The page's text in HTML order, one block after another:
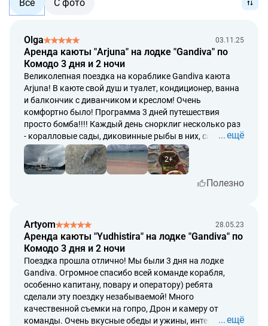
Все С фото
Olga 03.11.25
Аренда каюты "Arjuna" на лодке "Gandiva" по
Комодо 3 дня и 2 ночи
Великолепная поездка на кораблике Gandiva каюта
Arjuna! В каюте свой душ и туалет, кондиционер, ванна
и балкончик с диванчиком и креслом! Очень
комфортно было! Программа 3 дней путешествия
просто бомба!!!! Каждый день снорклиг несколько раз
- коралловые сады, диковинные рыбы в них, самых
разнообразных ярких экзотических цветов и форм,
черепахи и кульминация всего этого - плавание с
гигантскими мантами!!! Какие они прекрасные -
парящие, завораживающе плавно скользящие!!!! Ну и,
из островов, сказочный зефирно-розовый пляж и
бирюзово-прозрачная вода!!! Наш гид Оби
великолепно нам все организовал, везде сопровождал,
помогал! Отдельное восхищение повару - 5 раз в день
кормить нас неповторяющимися вкуснейшими
блюдами с ресторанной подачей - это надо быть
профессионалом и художником своего дела! Отличная
команда!!! Огромная благодарность!😍😍😍
ещё
2+
Полезно
Artyom 28.05.23
Аренда каюты "Yudhistira" на лодке "Gandiva" по
Комодо 3 дня и 2 ночи
Поездка прошла отлично! Мы были 3 дня на лодке
Gandiva. Огромное спасибо всей команде корабля,
особенно капитану, повару и оператору) ребята
сделали эту поездку незабываемой! Много
качественной съемки на гопро, Дрон и камеру от
команды. Очень вкусные обеды и ужины, интереснаяещё